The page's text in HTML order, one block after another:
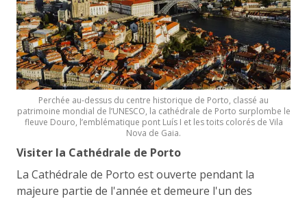
Perchée au-dessus du centre historique de Porto, classé au
patrimoine mondial de l’UNESCO, la cathédrale de Porto surplombe le
fleuve Douro, l’emblématique pont Luís I et les toits colorés de Vila
Nova de Gaia.
Visiter la Cathédrale de Porto
La Cathédrale de Porto est ouverte pendant la
majeure partie de l'année et demeure l'un des